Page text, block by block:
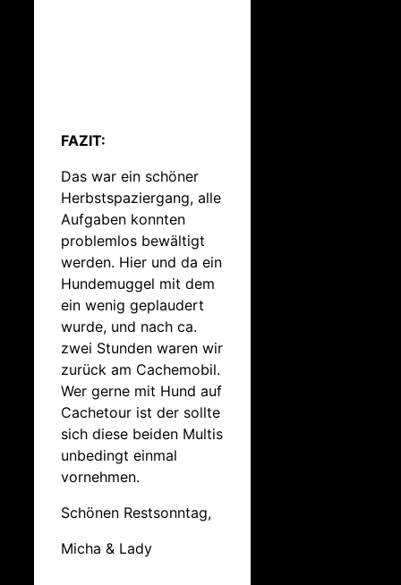
FAZIT:
Das war ein schöner
Herbstspaziergang, alle
Aufgaben konnten
problemlos bewältigt
werden. Hier und da ein
Hundemuggel mit dem
ein wenig geplaudert
wurde, und nach ca.
zwei Stunden waren wir
zurück am Cachemobil.
Wer gerne mit Hund auf
Cachetour ist der sollte
sich diese beiden Multis
unbedingt einmal
vornehmen.
Schönen Restsonntag,
Micha & Lady